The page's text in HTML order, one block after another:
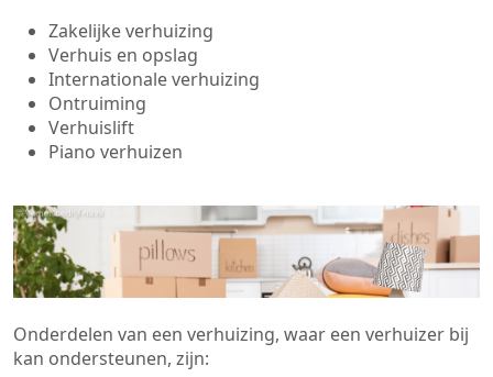
Zakelijke verhuizing
Verhuis en opslag
Internationale verhuizing
Ontruiming
Verhuislift
Piano verhuizen
Onderdelen van een verhuizing, waar een verhuizer bij
kan ondersteunen, zijn: